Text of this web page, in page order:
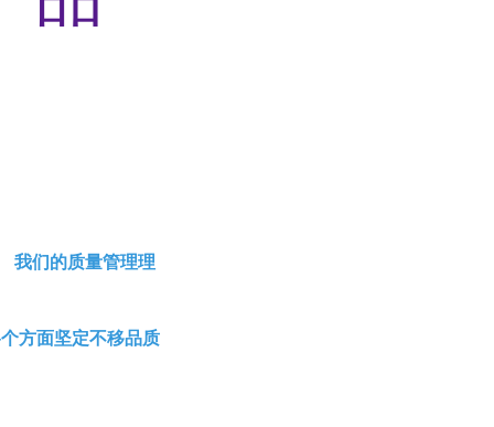
我们的质量管理理
方面坚定不移品质